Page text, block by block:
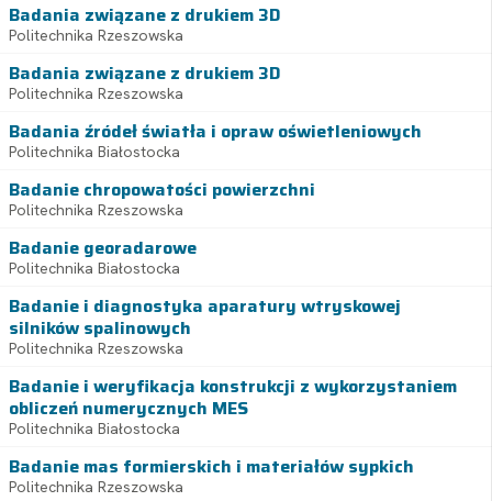
Badania związane z drukiem 3D
Politechnika Rzeszowska
Badania związane z drukiem 3D
Politechnika Rzeszowska
Badania źródeł światła i opraw oświetleniowych
Politechnika Białostocka
Badanie chropowatości powierzchni
Politechnika Rzeszowska
Badanie georadarowe
Politechnika Białostocka
Badanie i diagnostyka aparatury wtryskowej
silników spalinowych
Politechnika Rzeszowska
Badanie i weryfikacja konstrukcji z wykorzystaniem
obliczeń numerycznych MES
Politechnika Białostocka
Badanie mas formierskich i materiałów sypkich
Politechnika Rzeszowska